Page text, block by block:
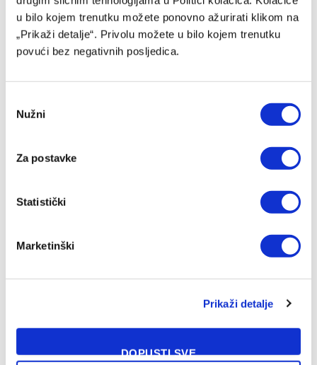
u bilo kojem trenutku možete ponovno ažurirati klikom na
„Prikaži detalje“. Privolu možete u bilo kojem trenutku
povući bez negativnih posljedica.
Selection
Nužni
Za postavke
Statistički
Marketinški
Prikaži detalje
DOPUSTI SVE
06/08/2026